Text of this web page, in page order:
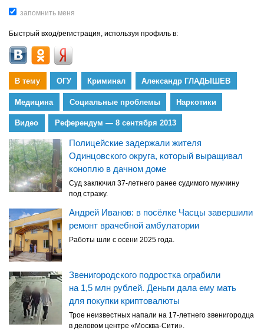
Быстрый вход/регистрация, используя профиль в:
В тему ОГУ Криминал Александр ГЛАДЫШЕВ
Медицина Социальные проблемы Наркотики
Видео Референдум — 8 сентября 2013
Полицейские задержали жителя
Одинцовского округа, который выращивал
коноплю в дачном доме
Суд заключил 37-летнего ранее судимого мужчину
под стражу.
Андрей Иванов: в посёлке Часцы завершили
ремонт врачебной амбулатории
Работы шли с осени 2025 года.
Звенигородского подростка ограбили
на 1,5 млн рублей. Деньги дала ему мать
для покупки криптовалюты
Трое неизвестных напали на 17-летнего звенигородца
в деловом центре «Москва-Сити».